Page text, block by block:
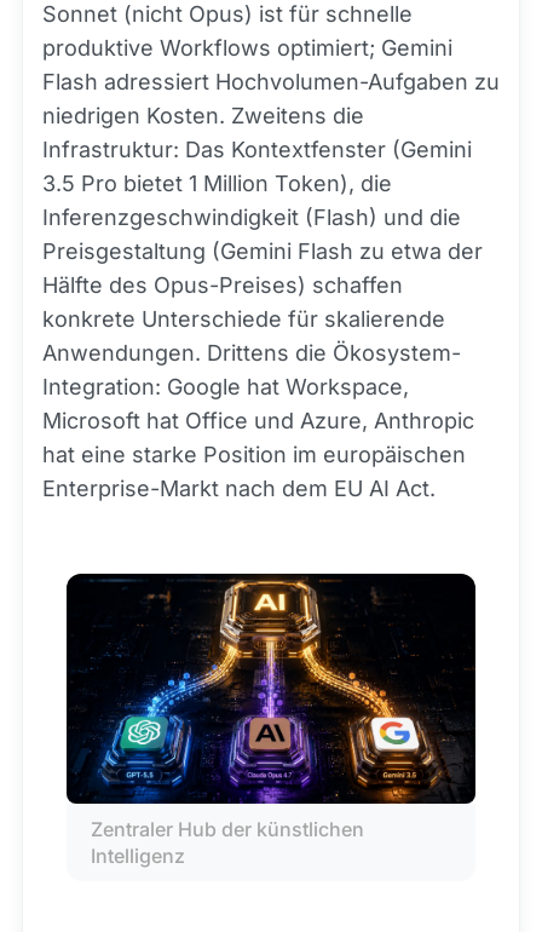
Sonnet (nicht Opus) ist für schnelle
produktive Workflows optimiert; Gemini
Flash adressiert Hochvolumen-Aufgaben zu
niedrigen Kosten. Zweitens die
Infrastruktur: Das Kontextfenster (Gemini
3.5 Pro bietet 1 Million Token), die
Inferenzgeschwindigkeit (Flash) und die
Preisgestaltung (Gemini Flash zu etwa der
Hälfte des Opus-Preises) schaffen
konkrete Unterschiede für skalierende
Anwendungen. Drittens die Ökosystem-
Integration: Google hat Workspace,
Microsoft hat Office und Azure, Anthropic
hat eine starke Position im europäischen
Enterprise-Markt nach dem EU AI Act.
Zentraler Hub der künstlichen
Intelligenz